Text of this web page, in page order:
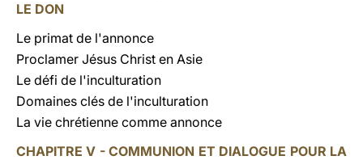
LE DON
Le primat de l'annonce
Proclamer Jésus Christ en Asie
Le défi de l'inculturation
Domaines clés de l'inculturation
La vie chrétienne comme annonce
CHAPITRE V - COMMUNION ET DIALOGUE POUR LA